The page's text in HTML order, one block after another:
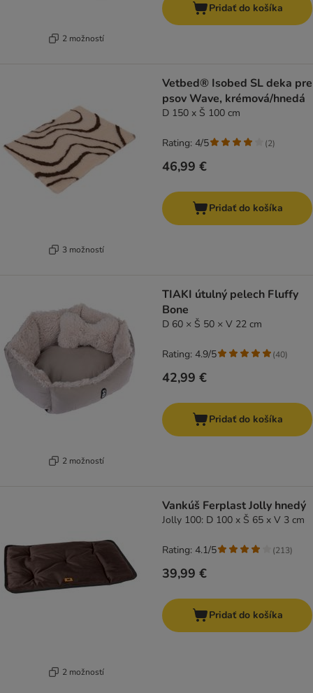
2 možností
Pridať do košíka
3 možností
Vetbed® Isobed SL deka pre
psov Wave, krémová/hnedá
D 150 x Š 100 cm
46,99 €
Rating: 4/5 (2)
Pridať do košíka
2 možností
TIAKI útulný pelech Fluffy
Bone
D 60 × Š 50 × V 22 cm
42,99 €
Rating: 4.9/5 (40)
Pridať do košíka
2 možností
Vankúš Ferplast Jolly hnedý
Jolly 100: D 100 x Š 65 x V 3 cm
39,99 €
Rating: 4.1/5 (213)
Pridať do košíka